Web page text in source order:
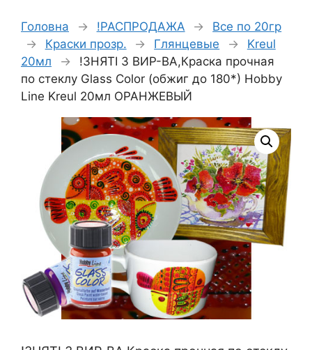
Головна → !РАСПРОДАЖА →
Все по 20гр
→
Краски прозр. → Глянцевые →
Kreul
20мл
→
!ЗНЯТІ З ВИР-ВА,Краска прочная
по стеклу Glass Color (обжиг до 180*) Hobby
Line Kreul 20мл ОРАНЖЕВЫЙ